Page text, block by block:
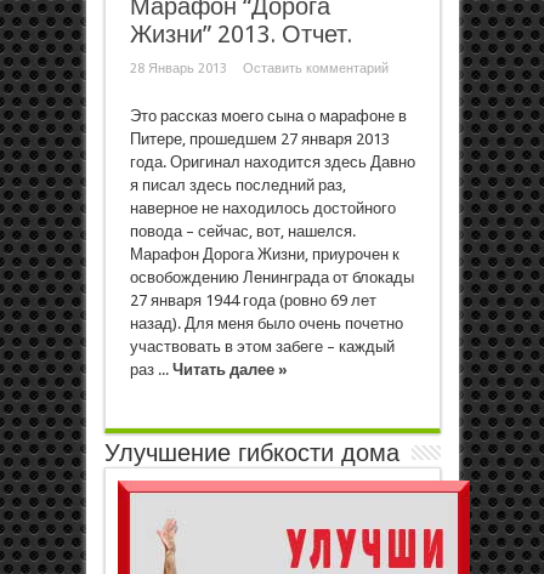
Марафон “Дорога
Жизни” 2013. Отчет.
28 Январь 2013 Оставить комментарий
Это рассказ моего сына о марафоне в
Питере, прошедшем 27 января 2013
года. Оригинал находится здесь Давно
я писал здесь последний раз,
наверное не находилось достойного
повода – сейчас, вот, нашелся.
Марафон Дорога Жизни, приурочен к
освобождению Ленинграда от блокады
27 января 1944 года (ровно 69 лет
назад). Для меня было очень почетно
участвовать в этом забеге – каждый
раз ... Читать далее »
Улучшение гибкости дома